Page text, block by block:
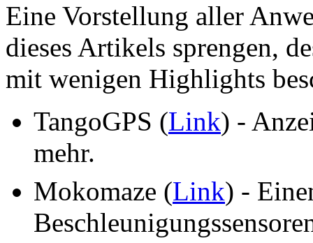
Eine Vorstellung aller
dieses Artikels sprengen,
mit wenigen Highlights
TangoGPS (Link) -
mehr.
Mokomaze (Link) -